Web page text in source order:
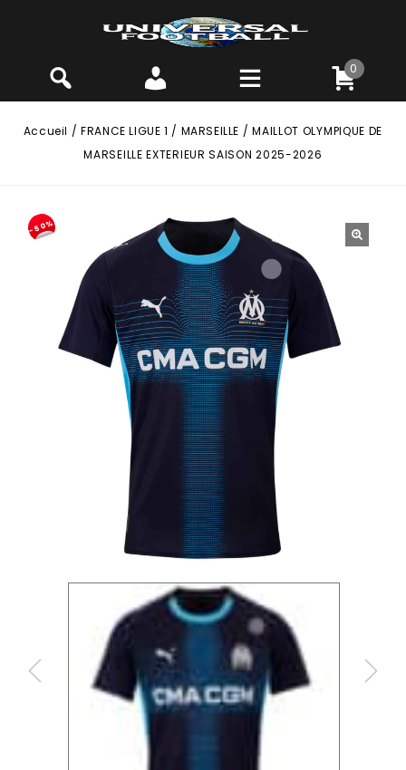
0
Accueil /FRANCE LIGUE 1 / MARSEILLE /MAILLOT OLYMPIQUE DE
MARSEILLE EXTERIEUR SAISON 2025-2026
-50%